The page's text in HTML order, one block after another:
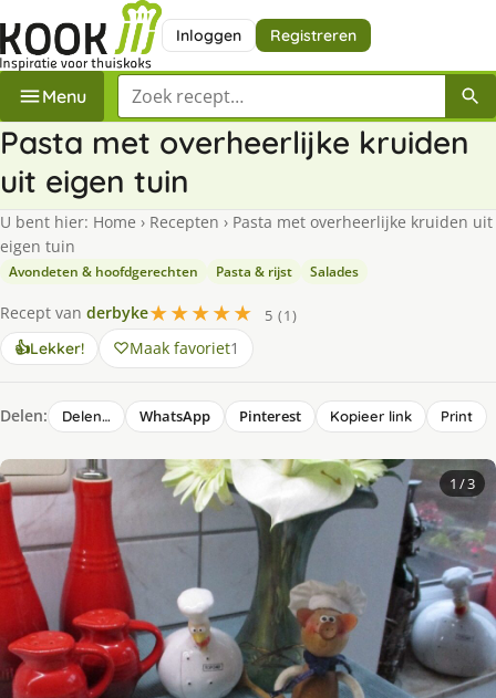
Inloggen Registreren
Menu Zoek een recept
Pasta met overheerlijke kruiden
uit eigen tuin
U bent hier: Home › Recepten › Pasta met overheerlijke kruiden uit
eigen tuin
Avondeten & hoofdgerechten Pasta & rijst Salades
Recept van derbyke★★★★★
5 (1)
👍Lekker! Maak favoriet1
Delen: Delen… WhatsApp Pinterest Kopieer link Print
1 / 3